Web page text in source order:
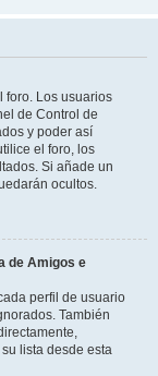
foro. Los usuarios
de Control de
y poder así
el foro, los
Si añade un
ocultos.
de Amigos e
perfil de usuario
También
lista desde esta